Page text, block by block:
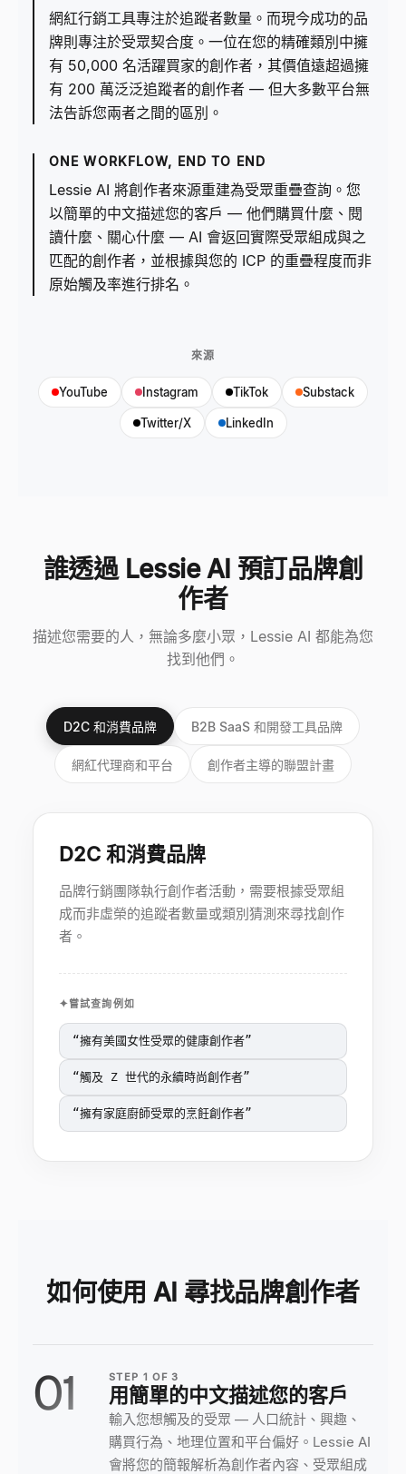
網紅行銷工具專注於追蹤者數量。而現今成功的品
牌則專注於受眾契合度。一位在您的精確類別中擁
有 50,000 名活躍買家的創作者，其價值遠超過擁
有 200 萬泛泛追蹤者的創作者 — 但大多數平台無
法告訴您兩者之間的區別。
ONE WORKFLOW, END TO END
Lessie AI 將創作者來源重建為受眾重疊查詢。您
以簡單的中文描述您的客戶 — 他們購買什麼、閱
讀什麼、關心什麼 — AI 會返回實際受眾組成與之
匹配的創作者，並根據與您的 ICP 的重疊程度而非
原始觸及率進行排名。
來源
YouTube Instagram TikTok Substack
Twitter/X LinkedIn
誰透過 Lessie AI 預訂品牌創
作者
描述您需要的人，無論多麼小眾，Lessie AI 都能為您
找到他們。
D2C 和消費品牌 B2B SaaS 和開發工具品牌
網紅代理商和平台 創作者主導的聯盟計畫
D2C 和消費品牌
品牌行銷團隊執行創作者活動，需要根據受眾組
成而非虛榮的追蹤者數量或類別猜測來尋找創作
者。
嘗試查詢例如
“擁有美國女性受眾的健康創作者”
“觸及 Z 世代的永續時尚創作者”
“擁有家庭廚師受眾的烹飪創作者”
如何使用 AI 尋找品牌創作者
01 STEP 1 OF3
用簡單的中文描述您的客戶
輸入您想觸及的受眾 — 人口統計、興趣、
購買行為、地理位置和平台偏好。Lessie AI
會將您的簡報解析為創作者內容、受眾組成